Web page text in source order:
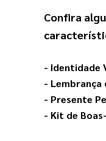
Confira
- Identidade
- Lembrança
- Presente
- Kit de